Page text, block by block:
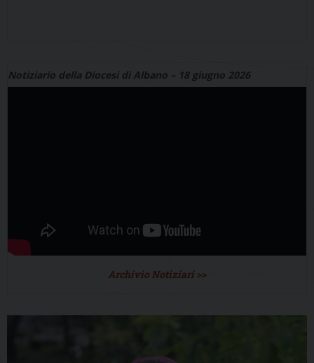
Notiziario della Diocesi di Albano – 18 giugno 2026
Archivio Notiziari >>